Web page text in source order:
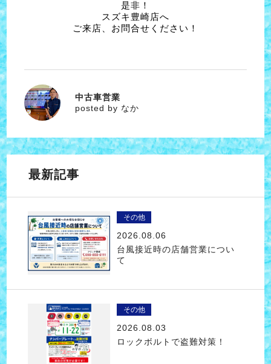
是非！
スズキ豊崎店へ
ご来店、お問合せください！
なか
中古車営業
posted by なか
最新記事
その他
2026.08.06
台風接近時の店舗営業につい
て
その他
2026.08.03
ロックボルトで盗難対策！